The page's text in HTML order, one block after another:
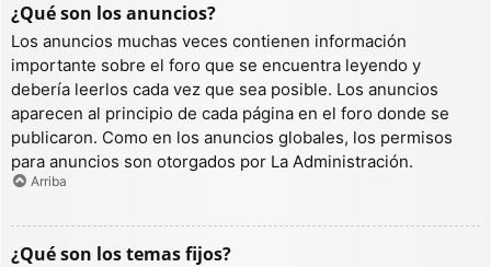
¿Qué son los anuncios?
Los anuncios muchas veces contienen información
importante sobre el foro que se encuentra leyendo y
debería leerlos cada vez que sea posible. Los anuncios
aparecen al principio de cada página en el foro donde se
publicaron. Como en los anuncios globales, los permisos
para anuncios son otorgados por La Administración.
Arriba
¿Qué son los temas fijos?